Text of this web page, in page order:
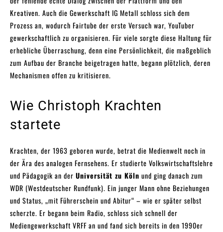
Kreativen. Auch die Gewerkschaft IG Metall schloss sich dem
Prozess an, wodurch Fairtube der erste Versuch war, YouTuber
gewerkschaftlich zu organisieren. Für viele sorgte diese Haltung für
erhebliche Überraschung, denn eine Persönlichkeit, die maßgeblich
zum Aufbau der Branche beigetragen hatte, begann plötzlich, deren
Mechanismen offen zu kritisieren.
Wie Christoph Krachten
startete
Krachten, der 1963 geboren wurde, betrat die Medienwelt noch in
der Ära des analogen Fernsehens. Er studierte Volkswirtschaftslehre
und Pädagogik an der Universität zu Köln und ging danach zum
WDR (Westdeutscher Rundfunk). Ein junger Mann ohne Beziehungen
und Status, „mit Führerschein und Abitur“ – wie er später selbst
scherzte. Er begann beim Radio, schloss sich schnell der
Mediengewerkschaft VRFF an und fand sich bereits in den 1990er